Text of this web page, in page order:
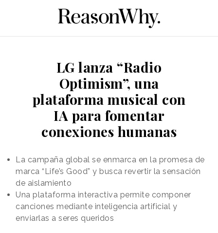
LG lanza “Radio
Optimism”, una
plataforma musical con
IA para fomentar
conexiones humanas
La campaña global se enmarca en la promesa de
marca “Life’s Good” y busca revertir la sensación
de aislamiento
Una plataforma interactiva permite componer
canciones mediante inteligencia artificial y
enviarlas a seres queridos